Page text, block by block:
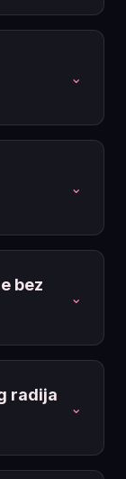
⌄
⌄
bez
⌄
radija
⌄